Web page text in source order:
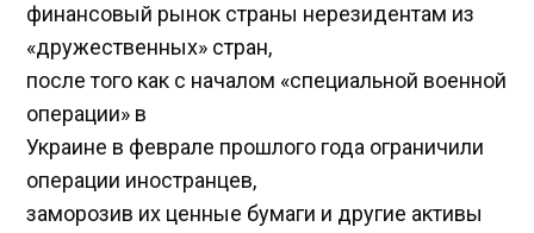
финансовый рынок страны нерезидентам из
«дружественных» стран,
после того как с началом «специальной военной
операции» в
Украине в феврале прошлого года ограничили
операции иностранцев,
заморозив их ценные бумаги и другие активы